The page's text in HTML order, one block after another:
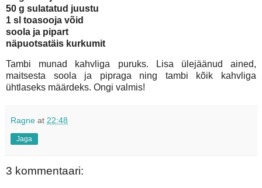
50 g sulatatud juustu
1 sl toasooja võid
soola ja pipart
näpuotsatäis kurkumit
Tambi munad kahvliga puruks. Lisa ülejäänud ained,
maitsesta soola ja pipraga ning tambi kõik kahvliga
ühtlaseks määrdeks. Ongi valmis!
Ragne at 22:48
Jaga
3 kommentaari: